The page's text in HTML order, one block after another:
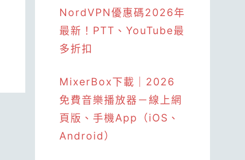
NordVPN優惠碼2026年
最新！PTT、YouTube最
多折扣
MixerBox下載｜2026
免費音樂播放器－線上網
頁版、手機App（iOS、
Android）